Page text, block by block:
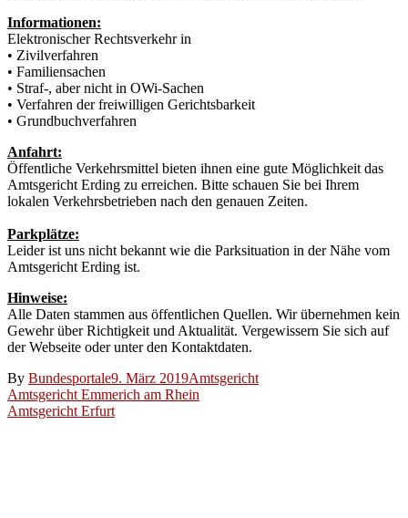
Informationen:
Elektronischer Rechtsverkehr in
• Zivilverfahren
• Familiensachen
• Straf-, aber nicht in OWi-Sachen
• Verfahren der freiwilligen Gerichtsbarkeit
• Grundbuchverfahren
Anfahrt:
Öffentliche Verkehrsmittel bieten ihnen eine gute Möglichkeit das
Amtsgericht Erding zu erreichen. Bitte schauen Sie bei Ihrem
lokalen Verkehrsbetrieben nach den genauen Zeiten.
Parkplätze:
Leider ist uns nicht bekannt wie die Parksituation in der Nähe vom
Amtsgericht Erding ist.
Hinweise:
Alle Daten stammen aus öffentlichen Quellen. Wir übernehmen kein
Gewehr über Richtigkeit und Aktualität. Vergewissern Sie sich auf
der Webseite oder unter den Kontaktdaten.
By Bundesportale9. März 2019Amtsgericht
Beitragsnavigation
Amtsgericht Emmerich am Rhein
Amtsgericht Erfurt